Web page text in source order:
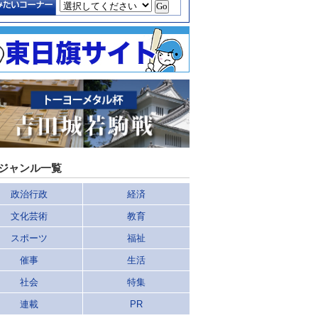
ャンル一覧
政治行政 経済
文化芸術 教育
スポーツ 福祉
催事 生活
社会 特集
連載 PR